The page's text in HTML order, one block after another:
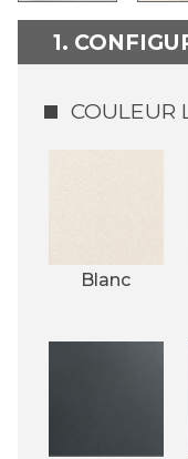
1.
COULEUR
Blanc